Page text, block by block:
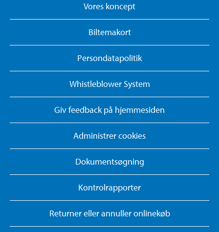
Vores koncept
Biltemakort
Persondatapolitik
Whistleblower System
Giv feedback på hjemmesiden
Administrer cookies
Dokumentsøgning
Kontrolrapporter
Returner eller annuller onlinekøb